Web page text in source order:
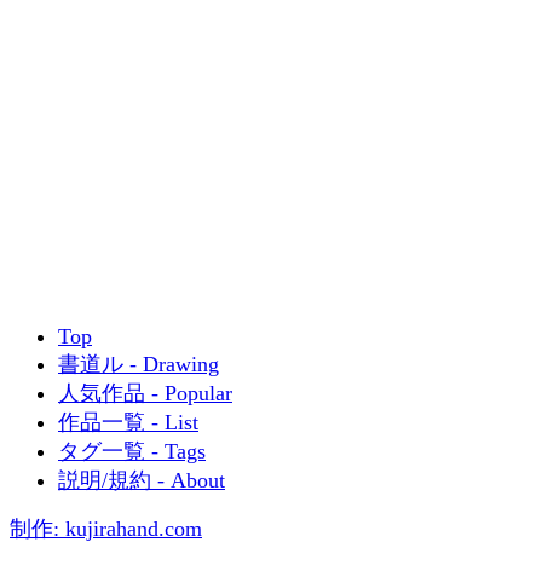
Top
書道ル - Drawing
人気作品 - Popular
作品一覧 - List
タグ一覧 - Tags
説明/規約 - About
制作: kujirahand.com